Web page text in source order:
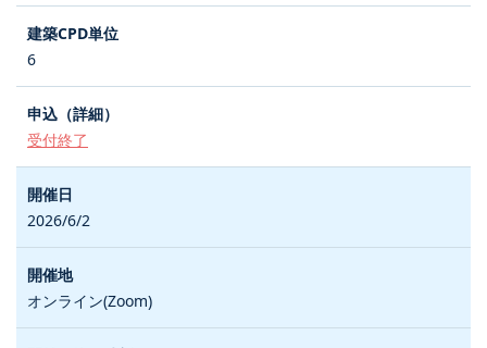
6
受付終了
2026/6/2
オンライン(Zoom)